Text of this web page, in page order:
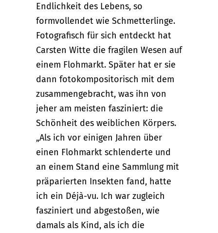
Endlichkeit des Lebens, so
formvollendet wie Schmetterlinge.
Fotografisch für sich entdeckt hat
Carsten Witte die fragilen Wesen auf
einem Flohmarkt. Später hat er sie
dann fotokompositorisch mit dem
zusammengebracht, was ihn von
jeher am meisten fasziniert: die
Schönheit des weiblichen Körpers.
„Als ich vor einigen Jahren über
einen Flohmarkt schlenderte und
an einem Stand eine Sammlung mit
präparierten Insekten fand, hatte
ich ein Déjà-vu. Ich war zugleich
fasziniert und abgestoßen, wie
damals als Kind, als ich die